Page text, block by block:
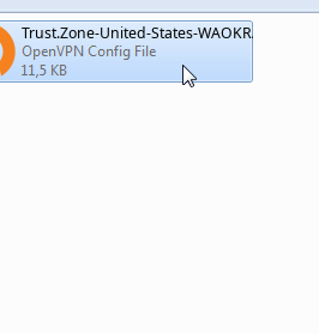
Trust.Zone-United-States-WAOKRADIO.ovpn